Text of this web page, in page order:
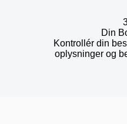
Din
Kontrollér din
oplysninger og